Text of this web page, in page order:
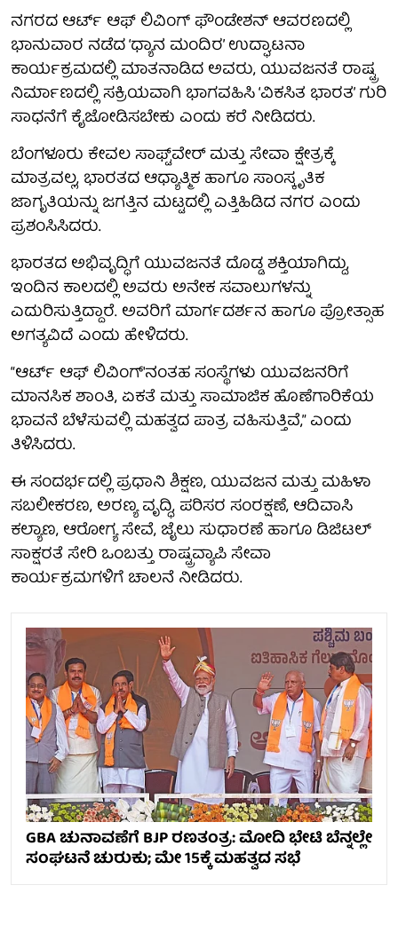
ನಗರದ ಆರ್ಟ್ ಆಫ್ ಲಿವಿಂಗ್ ಫೌಂಡೇಶನ್ ಆವರಣದಲ್ಲಿ
ಭಾನುವಾರ ನಡೆದ ‘ಧ್ಯಾನ ಮಂದಿರ’ ಉದ್ಘಾಟನಾ
ಕಾರ್ಯಕ್ರಮದಲ್ಲಿ ಮಾತನಾಡಿದ ಅವರು, ಯುವಜನತೆ ರಾಷ್ಟ್ರ
ನಿರ್ಮಾಣದಲ್ಲಿ ಸಕ್ರಿಯವಾಗಿ ಭಾಗವಹಿಸಿ ‘ವಿಕಸಿತ ಭಾರತ’ ಗುರಿ
ಸಾಧನೆಗೆ ಕೈಜೋಡಿಸಬೇಕು ಎಂದು ಕರೆ ನೀಡಿದರು.
ಬೆಂಗಳೂರು ಕೇವಲ ಸಾಫ್ಟ್‌ವೇರ್ ಮತ್ತು ಸೇವಾ ಕ್ಷೇತ್ರಕ್ಕೆ
ಮಾತ್ರವಲ್ಲ, ಭಾರತದ ಆಧ್ಯಾತ್ಮಿಕ ಹಾಗೂ ಸಾಂಸ್ಕೃತಿಕ
ಜಾಗೃತಿಯನ್ನು ಜಗತ್ತಿನ ಮಟ್ಟದಲ್ಲಿ ಎತ್ತಿಹಿಡಿದ ನಗರ ಎಂದು
ಪ್ರಶಂಸಿಸಿದರು.
ಭಾರತದ ಅಭಿವೃದ್ಧಿಗೆ ಯುವಜನತೆ ದೊಡ್ಡ ಶಕ್ತಿಯಾಗಿದ್ದು,
ಇಂದಿನ ಕಾಲದಲ್ಲಿ ಅವರು ಅನೇಕ ಸವಾಲುಗಳನ್ನು
ಎದುರಿಸುತ್ತಿದ್ದಾರೆ. ಅವರಿಗೆ ಮಾರ್ಗದರ್ಶನ ಹಾಗೂ ಪ್ರೋತ್ಸಾಹ
ಅಗತ್ಯವಿದೆ ಎಂದು ಹೇಳಿದರು.
“ಆರ್ಟ್ ಆಫ್ ಲಿವಿಂಗ್‌'ನಂತಹ ಸಂಸ್ಥೆಗಳು ಯುವಜನರಿಗೆ
ಮಾನಸಿಕ ಶಾಂತಿ, ಏಕತೆ ಮತ್ತು ಸಾಮಾಜಿಕ ಹೊಣೆಗಾರಿಕೆಯ
ಭಾವನೆ ಬೆಳೆಸುವಲ್ಲಿ ಮಹತ್ವದ ಪಾತ್ರ ವಹಿಸುತ್ತಿವೆ,” ಎಂದು
ತಿಳಿಸಿದರು.
ಈ ಸಂದರ್ಭದಲ್ಲಿ ಪ್ರಧಾನಿ ಶಿಕ್ಷಣ, ಯುವಜನ ಮತ್ತು ಮಹಿಳಾ
ಸಬಲೀಕರಣ, ಅರಣ್ಯ ವೃದ್ಧಿ, ಪರಿಸರ ಸಂರಕ್ಷಣೆ, ಆದಿವಾಸಿ
ಕಲ್ಯಾಣ, ಆರೋಗ್ಯ ಸೇವೆ, ಜೈಲು ಸುಧಾರಣೆ ಹಾಗೂ ಡಿಜಿಟಲ್
ಸಾಕ್ಷರತೆ ಸೇರಿ ಒಂಬತ್ತು ರಾಷ್ಟ್ರವ್ಯಾಪಿ ಸೇವಾ
ಕಾರ್ಯಕ್ರಮಗಳಿಗೆ ಚಾಲನೆ ನೀಡಿದರು.
GBA ಚುನಾವಣೆಗೆ BJP ರಣತಂತ್ರ: ಮೋದಿ ಭೇಟಿ ಬೆನ್ನಲ್ಲೇ
ಸಂಘಟನೆ ಚುರುಕು; ಮೇ 15ಕ್ಕೆ ಮಹತ್ವದ ಸಭೆ